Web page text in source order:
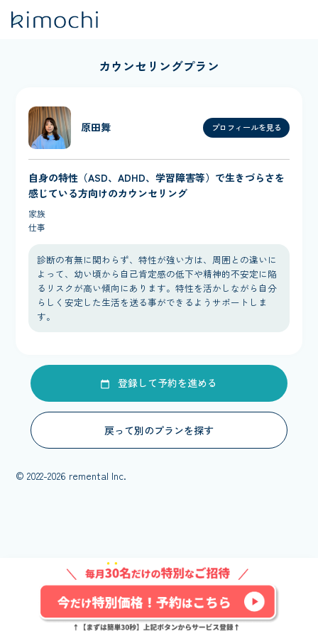
カウンセリングプラン
原田舞 プロフィールを見る
自身の特性（ASD、ADHD、学習障害等）で生きづらさを
感じている方向けのカウンセリング
家族
仕事
診断の有無に関わらず、特性が強い方は、周囲との違いに
よって、幼い頃から自己肯定感の低下や精神的不安定に陥
るリスクが高い傾向にあります。特性を活かしながら自分
らしく安定した生活を送る事ができるようサポートしま
す。
登録して予約を進める
戻って別のプランを探す
© 2022-2026 remental Inc.